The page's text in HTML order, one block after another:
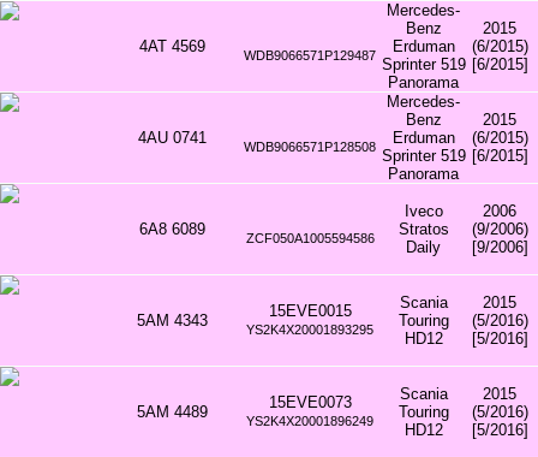
4AT 4569 WDB9066571P129487
Mercedes-
Benz
Erduman
Sprinter 519
Panorama
2015
(6/2015)
[6/2015]
4AU 0741 WDB9066571P128508
Mercedes-
Benz
Erduman
Sprinter 519
Panorama
2015
(6/2015)
[6/2015]
6A8 6089 ZCF050A1005594586
Iveco
Stratos
Daily
2006
(9/2006)
[9/2006]
5AM 4343
15EVE0015
YS2K4X20001893295
Scania
Touring
HD12
2015
(5/2016)
[5/2016]
5AM 4489
15EVE0073
YS2K4X20001896249
Scania
Touring
HD12
2015
(5/2016)
[5/2016]